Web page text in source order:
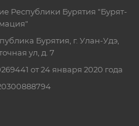
Республики Бурятия "Бурят-
Бурятия, г. Улан-Удэ,
ул, д. 7
от 24 января 2020 года